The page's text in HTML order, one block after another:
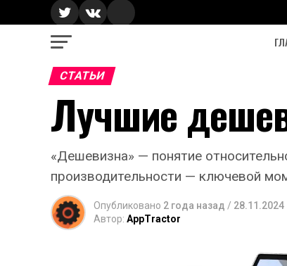
СТАТЬИ
Лучшие
«Дешевизна» — понятие
производительности — ключевой
Опубликовано 2 года назад / 28.11.2024
Автор: AppTractor